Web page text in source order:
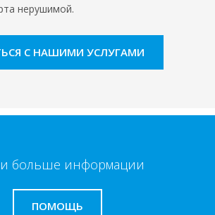
нерушимой.
С НАШИМИ УСЛУГАМИ
больше информации
ПОМОЩЬ